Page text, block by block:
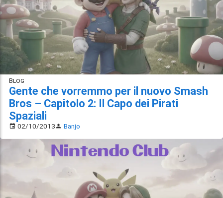
Blog
Gente che vorremmo per il nuovo Smash
Bros – Capitolo 2: Il Capo dei Pirati
Spaziali
02/10/2013 Banjo